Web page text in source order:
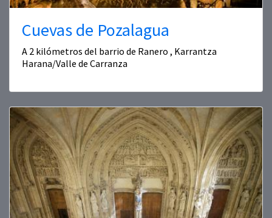
Cuevas de Pozalagua
A 2 kilómetros del barrio de Ranero , Karrantza
Harana/Valle de Carranza